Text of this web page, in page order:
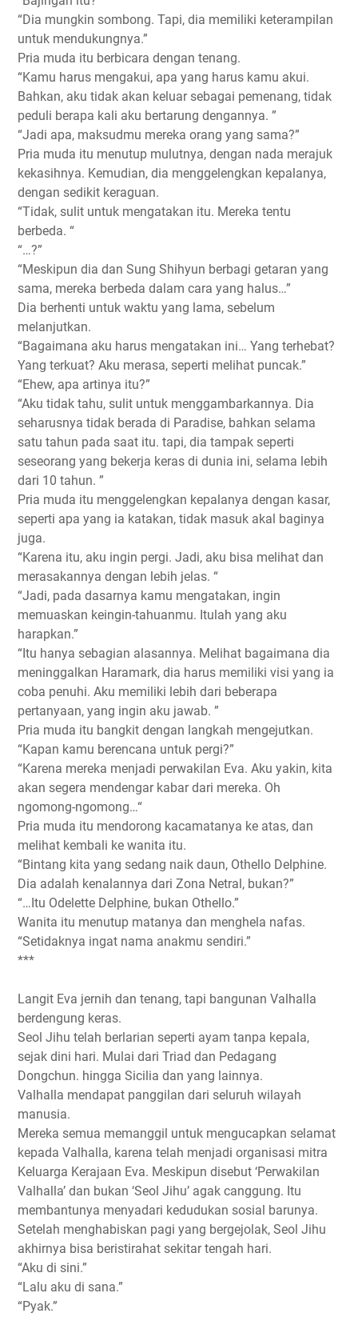
“Dia mungkin sombong. Tapi, dia memiliki keterampilan
untuk mendukungnya.”
Pria muda itu berbicara dengan tenang.
“Kamu harus mengakui, apa yang harus kamu akui.
Bahkan, aku tidak akan keluar sebagai pemenang, tidak
peduli berapa kali aku bertarung dengannya. ”
“Jadi apa, maksudmu mereka orang yang sama?”
Pria muda itu menutup mulutnya, dengan nada merajuk
kekasihnya. Kemudian, dia menggelengkan kepalanya,
dengan sedikit keraguan.
“Tidak, sulit untuk mengatakan itu. Mereka tentu
berbeda. “
“…?”
“Meskipun dia dan Sung Shihyun berbagi getaran yang
sama, mereka berbeda dalam cara yang halus…”
Dia berhenti untuk waktu yang lama, sebelum
melanjutkan.
“Bagaimana aku harus mengatakan ini… Yang terhebat?
Yang terkuat? Aku merasa, seperti melihat puncak.”
“Ehew, apa artinya itu?”
“Aku tidak tahu, sulit untuk menggambarkannya. Dia
seharusnya tidak berada di Paradise, bahkan selama
satu tahun pada saat itu. tapi, dia tampak seperti
seseorang yang bekerja keras di dunia ini, selama lebih
dari 10 tahun. ”
Pria muda itu menggelengkan kepalanya dengan kasar,
seperti apa yang ia katakan, tidak masuk akal baginya
juga.
“Karena itu, aku ingin pergi. Jadi, aku bisa melihat dan
merasakannya dengan lebih jelas. “
“Jadi, pada dasarnya kamu mengatakan, ingin
memuaskan keingin-tahuanmu. Itulah yang aku
harapkan.”
“Itu hanya sebagian alasannya. Melihat bagaimana dia
meninggalkan Haramark, dia harus memiliki visi yang ia
coba penuhi. Aku memiliki lebih dari beberapa
pertanyaan, yang ingin aku jawab. ”
Pria muda itu bangkit dengan langkah mengejutkan.
“Kapan kamu berencana untuk pergi?”
“Karena mereka menjadi perwakilan Eva. Aku yakin, kita
akan segera mendengar kabar dari mereka. Oh
ngomong-ngomong…“
Pria muda itu mendorong kacamatanya ke atas, dan
melihat kembali ke wanita itu.
“Bintang kita yang sedang naik daun, Othello Delphine.
Dia adalah kenalannya dari Zona Netral, bukan?”
“…Itu Odelette Delphine, bukan Othello.”
Wanita itu menutup matanya dan menghela nafas.
“Setidaknya ingat nama anakmu sendiri.”
***
Langit Eva jernih dan tenang, tapi bangunan Valhalla
berdengung keras.
Seol Jihu telah berlarian seperti ayam tanpa kepala,
sejak dini hari. Mulai dari Triad dan Pedagang
Dongchun. hingga Sicilia dan yang lainnya.
Valhalla mendapat panggilan dari seluruh wilayah
manusia.
Mereka semua memanggil untuk mengucapkan selamat
kepada Valhalla, karena telah menjadi organisasi mitra
Keluarga Kerajaan Eva. Meskipun disebut ‘Perwakilan
Valhalla’ dan bukan ‘Seol Jihu’ agak canggung. Itu
membantunya menyadari kedudukan sosial barunya.
Setelah menghabiskan pagi yang bergejolak, Seol Jihu
akhirnya bisa beristirahat sekitar tengah hari.
“Aku di sini.”
“Lalu aku di sana.”
“Pyak.”